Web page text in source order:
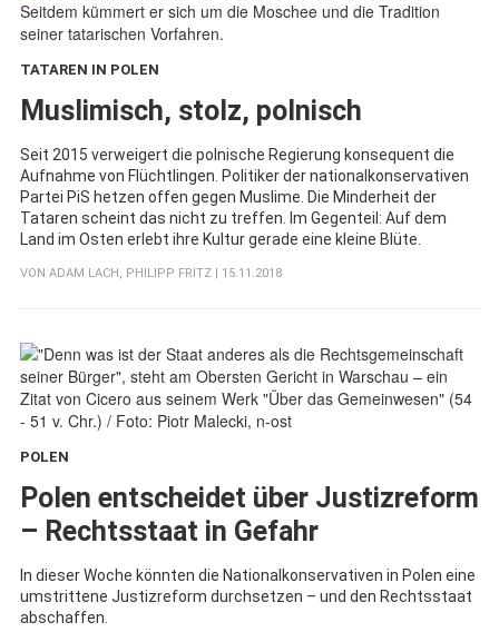
TATAREN IN POLEN
Muslimisch, stolz, polnisch
Seit 2015 verweigert die polnische Regierung konsequent die
Aufnahme von Flüchtlingen. Politiker der nationalkonservativen
Partei PiS hetzen offen gegen Muslime. Die Minderheit der
Tataren scheint das nicht zu treffen. Im Gegenteil: Auf dem
Land im Osten erlebt ihre Kultur gerade eine kleine Blüte.
VON ADAM LACH PHILIPP FRITZ | 15.11.2018
POLEN
Polen entscheidet über Justizreform
– Rechtsstaat in Gefahr
In dieser Woche könnten die Nationalkonservativen in Polen eine
umstrittene Justizreform durchsetzen – und den Rechtsstaat
abschaffen.